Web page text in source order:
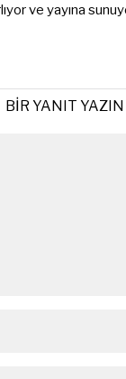
ve yayına
BIR YANIT YAZIN